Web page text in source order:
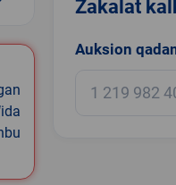
Zakalat
Auksion